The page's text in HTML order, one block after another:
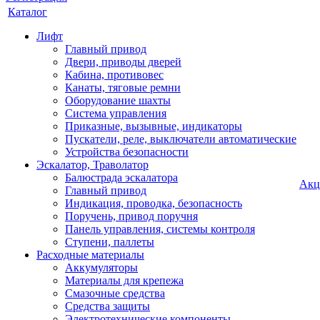
Каталог
Лифт
Главный привод
Двери, приводы дверей
Кабина, противовес
Канаты, тяговые ремни
Оборудование шахты
Система управления
Приказные, вызывные, индикаторы
Пускатели, реле, выключатели автоматические
Устройства безопасности
Эскалатор, Траволатор
Балюстрада эскалатора
Главный привод
Индикация, проводка, безопасность
Поручень, привод поручня
Панель управления, системы контроля
Ступени, паллеты
Расходные материалы
Аккумуляторы
Материалы для крепежа
Смазочные средства
Средства защиты